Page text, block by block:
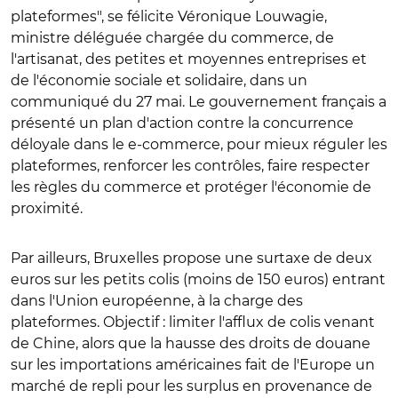
plateformes", se félicite Véronique Louwagie,
ministre déléguée chargée du commerce, de
l'artisanat, des petites et moyennes entreprises et
de l'économie sociale et solidaire, dans un
communiqué du 27 mai. Le gouvernement français a
présenté un plan d'action contre la concurrence
déloyale dans le e-commerce, pour mieux réguler les
plateformes, renforcer les contrôles, faire respecter
les règles du commerce et protéger l'économie de
proximité.
Par ailleurs, Bruxelles propose une surtaxe de deux
euros sur les petits colis (moins de 150 euros) entrant
dans l'Union européenne, à la charge des
plateformes. Objectif : limiter l'afflux de colis venant
de Chine, alors que la hausse des droits de douane
sur les importations américaines fait de l'Europe un
marché de repli pour les surplus en provenance de